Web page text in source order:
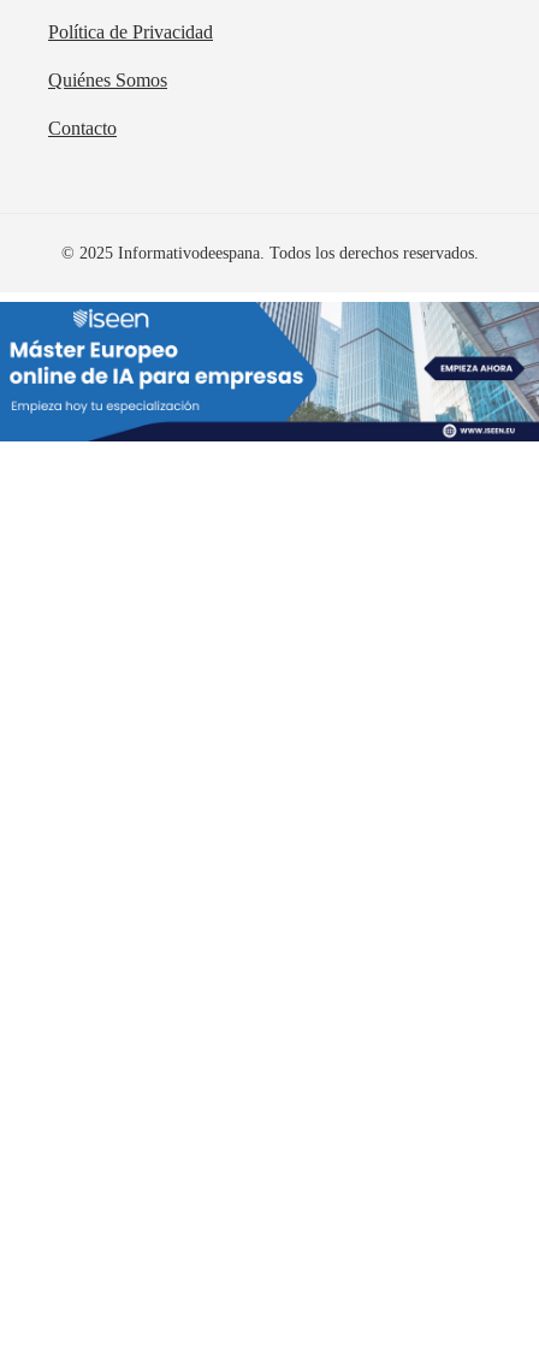
Política de Privacidad
Quiénes Somos
Contacto
© 2025 Informativodeespana. Todos los derechos reservados.